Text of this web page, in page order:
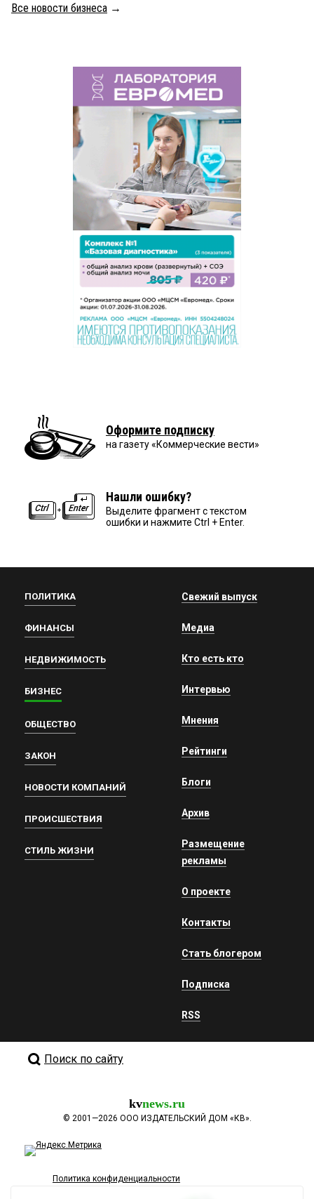
Все новости бизнеса →
Оформите подписку
на газету «Коммерческие вести»
Нашли ошибку?
Выделите фрагмент с текстом
ошибки и нажмите Ctrl + Enter.
ПОЛИТИКА
ФИНАНСЫ
НЕДВИЖИМОСТЬ
БИЗНЕС
ОБЩЕСТВО
ЗАКОН
НОВОСТИ КОМПАНИЙ
ПРОИСШЕСТВИЯ
СТИЛЬ ЖИЗНИ
Свежий выпуск
Медиа
Кто есть кто
Интервью
Мнения
Рейтинги
Блоги
Архив
Размещение
рекламы
О проекте
Контакты
Стать блогером
Подписка
RSS
Поиск по сайту
kvnews.ru
© 2001—2026 ООО ИЗДАТЕЛЬСКИЙ ДОМ «КВ».
Политика конфиденциальности